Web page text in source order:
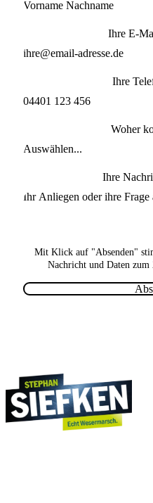
Ihre E-
Ihre
Woher
Ihre
Mit Klick auf "Absenden"
Nachricht und Daten